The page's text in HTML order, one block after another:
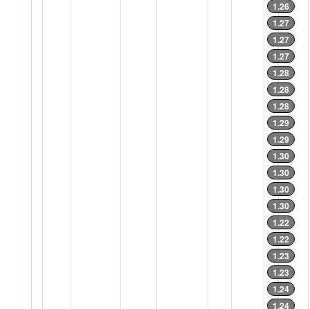
1.26
1.27
1.27
1.27
1.28
1.28
1.28
1.29
1.29
1.30
1.30
1.30
1.30
1.22
1.22
1.23
1.23
1.24
1.24